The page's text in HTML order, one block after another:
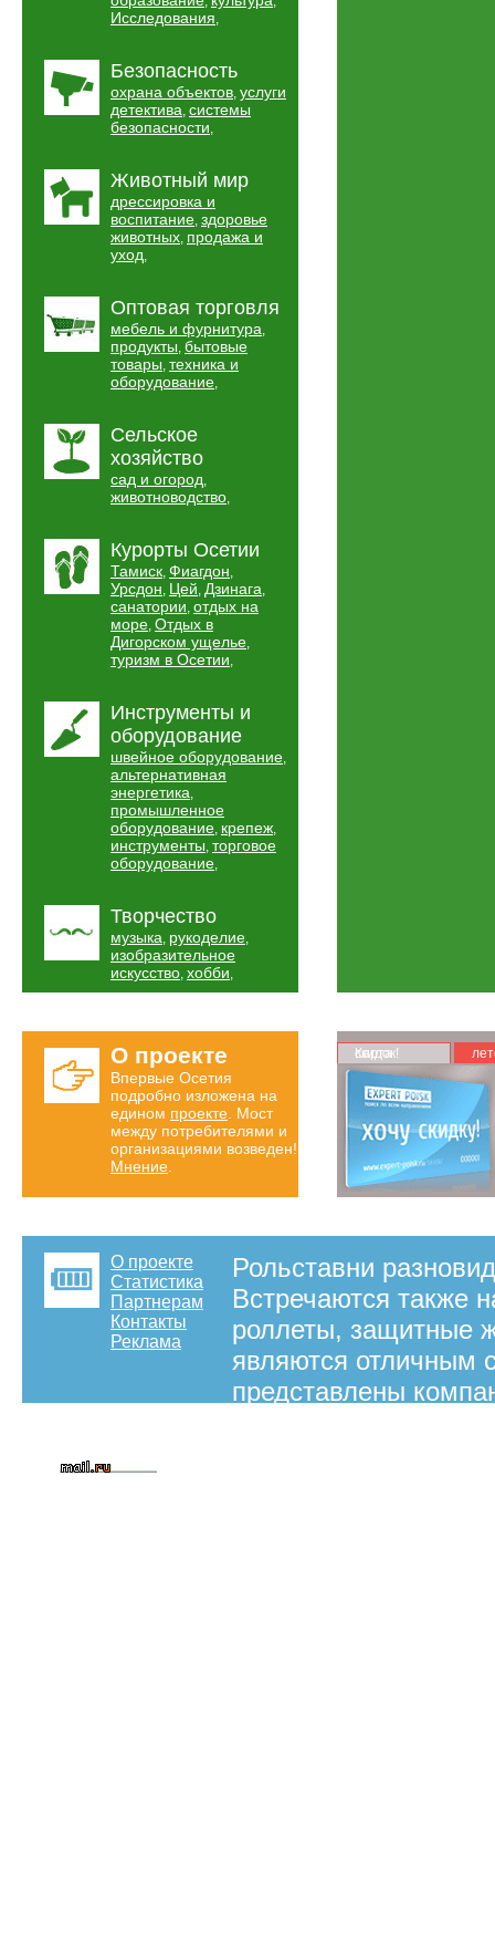
Исследования,
Безопасность
охрана объектов, услуги
детектива, системы
безопасности,
Животный мир
дрессировка и
воспитание, здоровье
животных, продажа и
уход,
Оптовая торговля
мебель и фурнитура,
продукты, бытовые
товары, техника и
оборудование,
Сельское
хозяйство
сад и огород,
животноводство,
Курорты Осетии
Тамиск, Фиагдон,
Урсдон, Цей, Дзинага,
санатории, отдых на
море, Отдых в
Дигорском ущелье,
туризм в Осетии,
Инструменты и
оборудование
швейное оборудование,
альтернативная
энергетика,
промышленное
оборудование, крепеж,
инструменты, торговое
оборудование,
Творчество
музыка, рукоделие,
изобразительное
искусство, хобби,
О проекте
Впервые Осетия
подробно изложена на
едином проекте . Мост
между потребителями и
организациями возведен!
Мнение
Карта скидок!
О проекте
Статистика
Партнерам
Контакты
Реклама
Рольставни
Встречаются также
роллеты, защитные
являются отличным
представлены